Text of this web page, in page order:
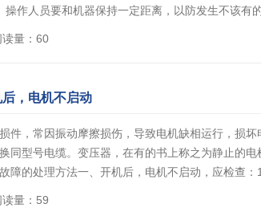
操作人员要和机器保持一定距离，以防发生不该有
量：60
，电机不启动
件，常因振动摩擦损伤，导致电机缺相运行，损
同型号电缆。变压器，在有的书上称之为静止的
障的处理方法一、开机后，电机不启动，应检查
量：59